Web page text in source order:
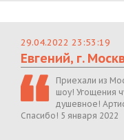
29.04.2022 23:53:19
Евгений, г.
Приехали из
шоу! Угощения
душевное!
Спасибо! 5 января 2022